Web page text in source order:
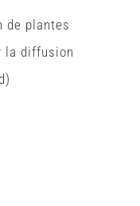
de plantes
la diffusion